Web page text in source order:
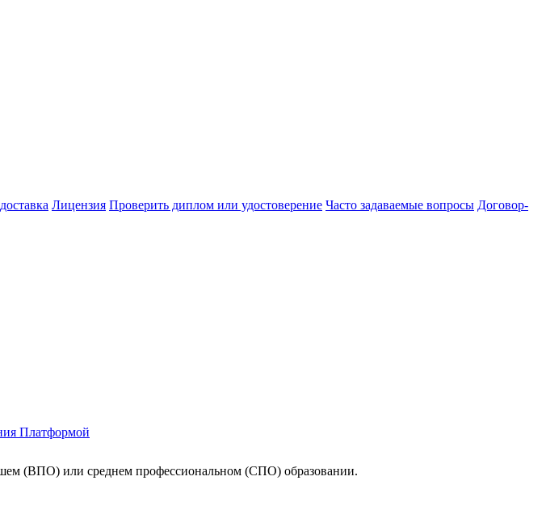
Лицензия Проверить диплом или удостоверение Часто задаваемые вопросы Договор-
Платформой
(ВПО) или среднем профессиональном (СПО) образовании.